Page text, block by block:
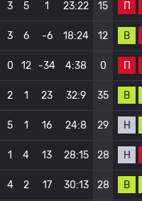
3 5 1 23:22 15 П
3 6 -6 18:24 12 В
0 12 -34 4:38 0 П
2 1 23 32:9 35 В
5 1 16 24:8 29 Н
1 4 13 28:15 28 Н
4 2 17 30:13 28 В